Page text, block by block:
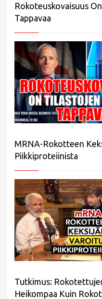
Rokoteuskovaisuus
Tappavaa
MRNA-Rokotteen
Piikkiproteiinista
Tutkimus:
Heikompaa Kuin